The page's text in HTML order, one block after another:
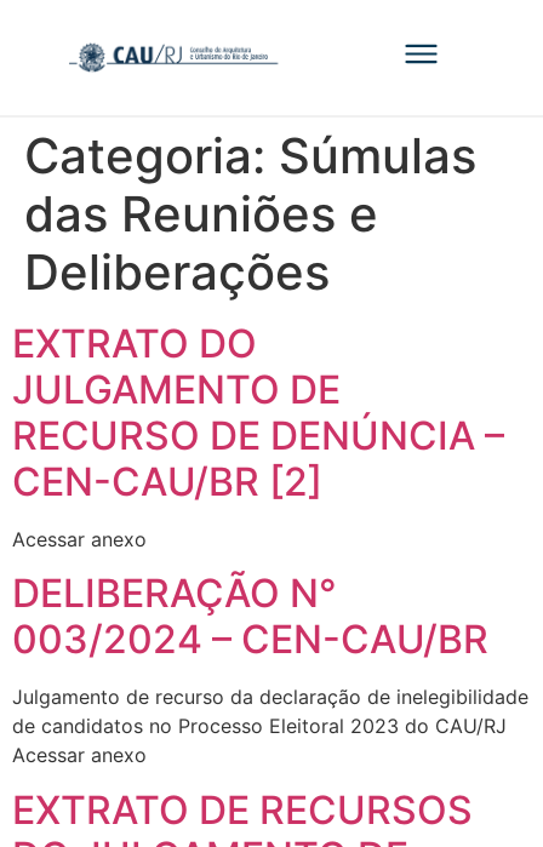
Categoria: Súmulas
das Reuniões e
Deliberações
‎EXTRATO DO
JULGAMENTO DE
RECURSO DE DENÚNCIA –
CEN-CAU/BR [2]
Acessar anexo
DELIBERAÇÃO N°
003/2024 – CEN-CAU/BR
Julgamento de recurso da declaração de inelegibilidade
de candidatos no Processo Eleitoral 2023 do CAU/RJ
Acessar anexo
EXTRATO DE RECURSOS